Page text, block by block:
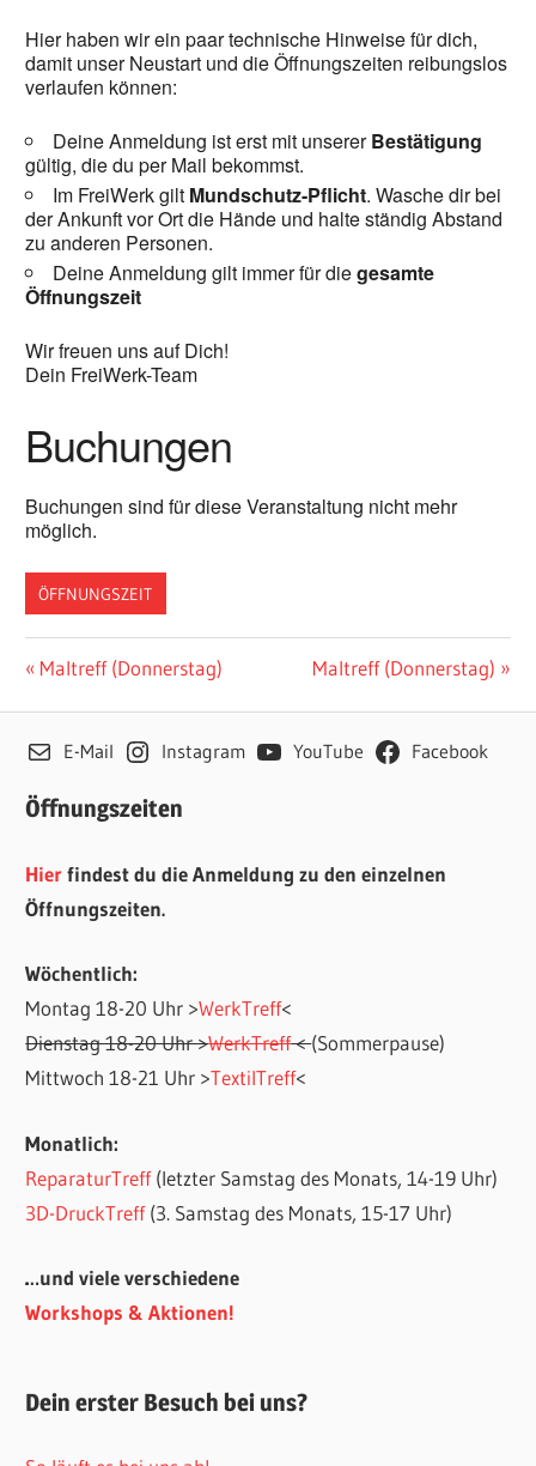
Hier haben wir ein paar technische Hinweise für dich,
damit unser Neustart und die Öffnungszeiten reibungslos
verlaufen können:
Deine Anmeldung ist erst mit unsererBestätigung
gültig, die du per Mail bekommst.
Im FreiWerk gilt Mundschutz-Pflicht. Wasche dir bei
der Ankunft vor Ort die Hände und halte ständig Abstand
zu anderen Personen.
Deine Anmeldung gilt immer für diegesamte
Öffnungszeit
Wir freuen uns auf Dich!
Dein FreiWerk-Team
Buchungen
Buchungen sind für diese Veranstaltung nicht mehr
möglich.
ÖFFNUNGSZEIT
Beitragsnavigation
Vorheriger
Maltreff (Donnerstag)
Nächster
Maltreff (Donnerstag)
E-Mail Instagram YouTube Facebook
Öffnungszeiten
Hierfindest du die Anmeldung zu den einzelnen
Öffnungszeiten.
Wöchentlich:
Montag 18-20 Uhr >WerkTreff<
Dienstag 18-20 Uhr >WerkTreff<(Sommerpause)
Mittwoch 18-21 Uhr >TextilTreff<
Monatlich:
ReparaturTreff(letzter Samstag des Monats, 14-19 Uhr)
3D-DruckTreff(3. Samstag des Monats, 15-17 Uhr)
…und viele verschiedene
Workshops & Aktionen!
Dein erster Besuch bei uns?